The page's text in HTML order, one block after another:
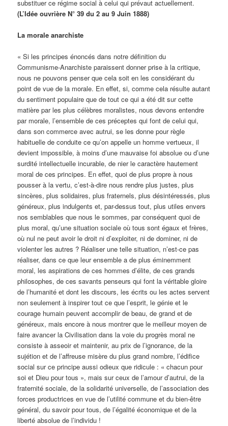
substituer ce régime social à celui qui prévaut actuellement.
(L’Idée ouvrière N° 39 du 2 au 9 Juin 1888)
La morale anarchiste
« Si les principes énoncés dans notre définition du
Communisme-Anarchiste paraissent donner prise à la critique,
nous ne pouvons penser que cela soit en les considérant du
point de vue de la morale. En effet, si, comme cela résulte autant
du sentiment populaire que de tout ce qui a été dit sur cette
matière par les plus célèbres moralistes, nous devons entendre
par morale, l’ensemble de ces préceptes qui font de celui qui,
dans son commerce avec autrui, se les donne pour règle
habituelle de conduite ce qu’on appelle un homme vertueux, il
devient impossible, à moins d’une mauvaise foi absolue ou d’une
surdité intellectuelle incurable, de nier le caractère hautement
moral de ces principes. En effet, quoi de plus propre à nous
pousser à la vertu, c’est-à-dire nous rendre plus justes, plus
sincères, plus solidaires, plus fraternels, plus désintéressés, plus
généreux, plus indulgents et, par-dessus tout, plus utiles envers
nos semblables que nous le sommes, par conséquent quoi de
plus moral, qu’une situation sociale où tous sont égaux et frères,
où nul ne peut avoir le droit ni d’exploiter, ni de dominer, ni de
violenter les autres ? Réaliser une telle situation, n’est-ce pas
réaliser, dans ce que leur ensemble a de plus éminemment
moral, les aspirations de ces hommes d’élite, de ces grands
philosophes, de ces savants penseurs qui font la véritable gloire
de l’humanité et dont les discours, les écrits ou les actes servent
non seulement à inspirer tout ce que l’esprit, le génie et le
courage humain peuvent accomplir de beau, de grand et de
généreux, mais encore à nous montrer que le meilleur moyen de
faire avancer la Civilisation dans la voie du progrès moral ne
consiste à asseoir et maintenir, au prix de l’ignorance, de la
sujétion et de l’affreuse misère du plus grand nombre, l’édifice
social sur ce principe aussi odieux que ridicule : « chacun pour
soi et Dieu pour tous », mais sur ceux de l’amour d’autrui, de la
fraternité sociale, de la solidarité universelle, de l’association des
forces productrices en vue de l’utilité commune et du bien-être
général, du savoir pour tous, de l’égalité économique et de la
liberté absolue de l’individu !